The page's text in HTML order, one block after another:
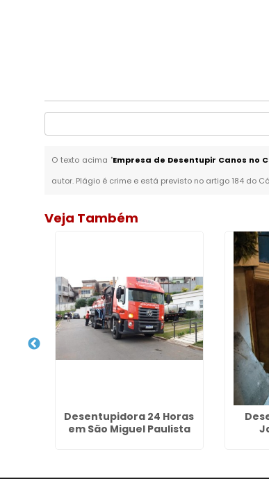
O texto acima "Empresa de Desentupir Canos no
autor. Plágio é crime e está previsto no artigo 184 do
Veja Também
Desentupidora 24 Horas
em São Miguel Paulista